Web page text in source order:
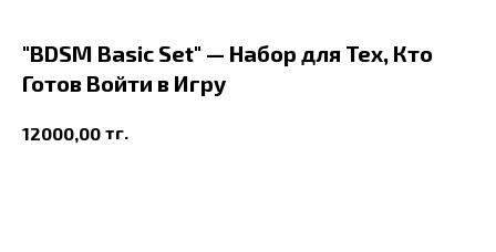
"BDSM Basic Set" — Набор для Тех, Кто
Готов Войти в Игру
12000,00 тг.